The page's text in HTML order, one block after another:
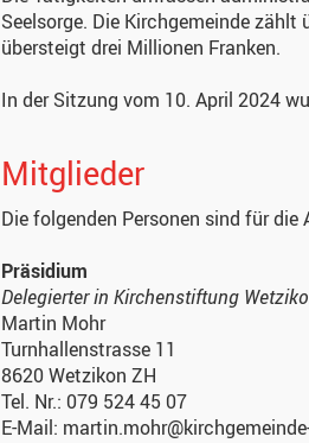
Seelsorge. Die Kirchgemeinde
übersteigt drei Millionen Franken.
In der Sitzung vom 10. April 2024
Mitglieder
Die folgenden Personen sind für
Präsidium
Delegierter in Kirchenstiftung
Martin Mohr
Turnhallenstrasse 11
8620 Wetzikon ZH
Tel. Nr.: 079 524 45 07
E-Mail: